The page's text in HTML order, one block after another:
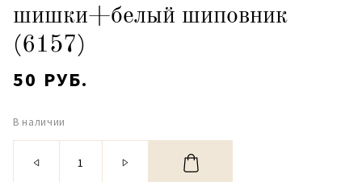
шишки+белый шиповник
(6157)
50 РУБ.
В наличии